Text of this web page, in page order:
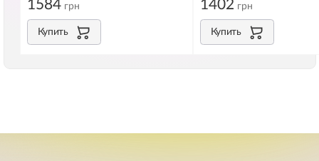
1584 грн
Купить
1402 грн
Купить